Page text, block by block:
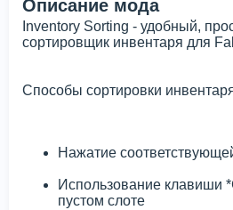
Описание мода
Inventory Sorting - удобный,
сортировщик инвентаря для
Способы сортировки
Нажатие
Использование клавиши
пустом слоте